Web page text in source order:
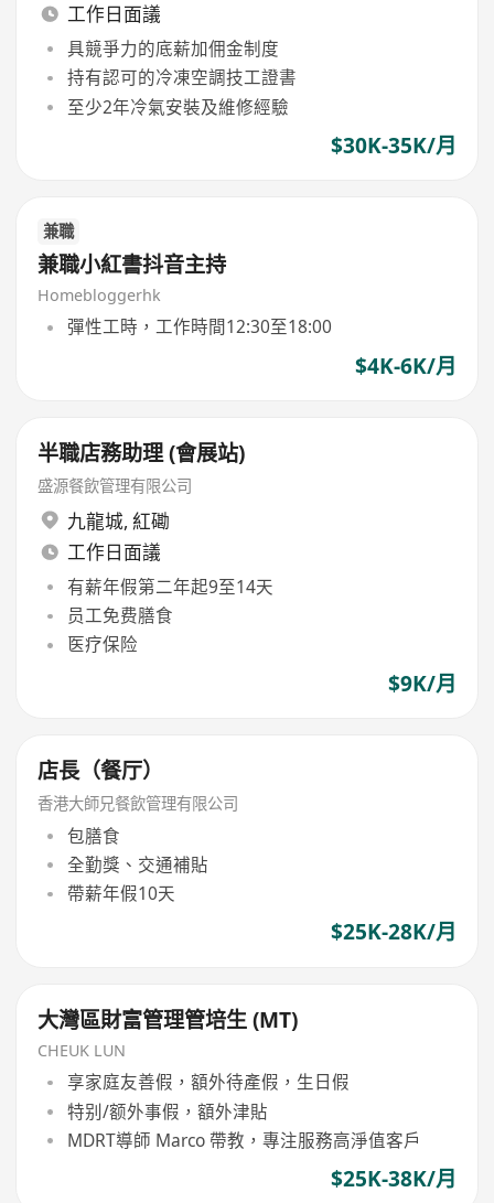
工作日面議
具競爭力的底薪加佣金制度
持有認可的冷凍空調技工證書
至少2年冷氣安裝及維修經驗
$30K-35K/月
兼職
兼職小紅書抖音主持
Homebloggerhk
彈性工時，工作時間12:30至18:00
$4K-6K/月
半職店務助理 (會展站)
盛源餐飲管理有限公司
九龍城, 紅磡
工作日面議
有薪年假第二年起9至14天
员工免费膳食
医疗保险
$9K/月
店長（餐厅）
香港大師兄餐飲管理有限公司
包膳食
全勤獎、交通補貼
帶薪年假10天
$25K-28K/月
大灣區財富管理管培生 (MT)
CHEUK LUN
享家庭友善假，額外待產假，生日假
特别/额外事假，額外津貼
MDRT導師 Marco 帶教，專注服務高淨值客戶
$25K-38K/月